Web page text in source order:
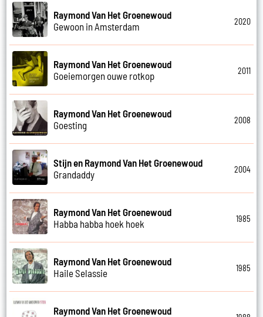
Raymond Van Het Groenewoud
Gewoon in Amsterdam
2020
Raymond Van Het Groenewoud
Goeiemorgen ouwe rotkop
2011
Raymond Van Het Groenewoud
Goesting
2008
Stijn en Raymond Van Het Groenewoud
Grandaddy
2004
Raymond Van Het Groenewoud
Habba habba hoek hoek
1985
Raymond Van Het Groenewoud
Haile Selassie
1985
Raymond Van Het Groenewoud